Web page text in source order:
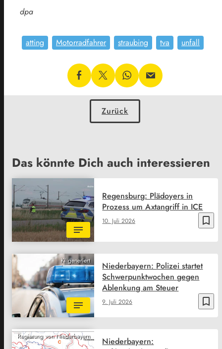
dpa
atting Motorradfahrer straubing tva unfall
Zurück
Das könnte Dich auch interessieren
bookmark_border
10. Juli 2026
Regensburg: Plädoyers in
Prozess um Axtangriff in ICE
KI generiert
bookmark_border
9. Juli 2026
Niederbayern: Polizei startet
Schwerpunktwochen gegen
Ablenkung am Steuer
Regierung von Niederbayern
Niederbayern: